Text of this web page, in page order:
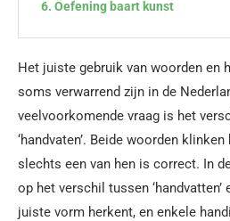
Oefening baart kunst
Het juiste gebruik van woorden en
soms verwarrend zijn in de
veelvoorkomende vraag is het
‘handvaten’. Beide woorden
slechts een van hen is correct. In
op het verschil tussen ‘handvatten’
juiste vorm herkent, en enkele